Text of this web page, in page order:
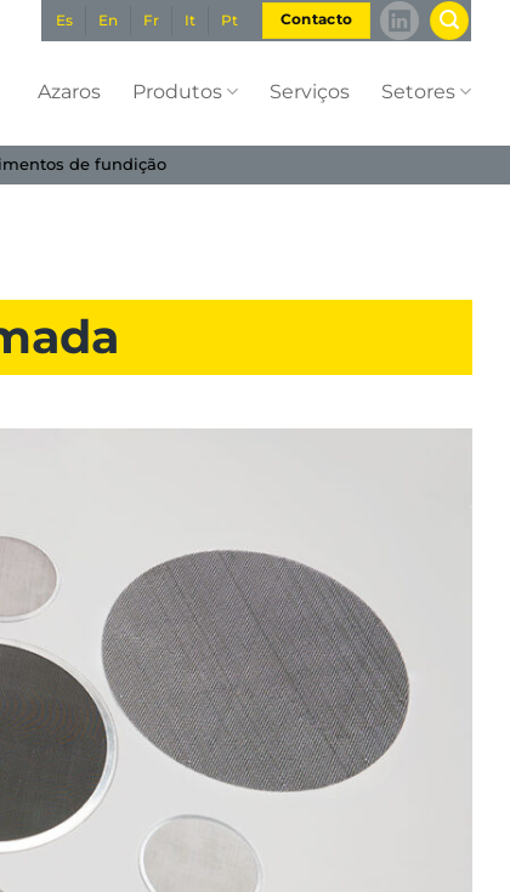
Es En Fr It Pt Contacto
Azaros Produtos Serviços Setores
de fundição